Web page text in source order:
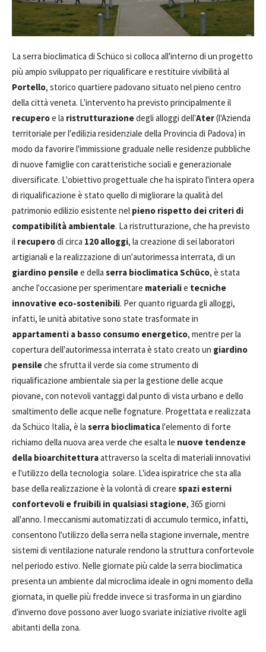
La serra bioclimatica di Schüco si colloca all'interno di un progetto
più ampio sviluppato per riqualificare e restituire vivibilità al
Portello, storico quartiere padovano situato nel pieno centro
della città veneta. L'intervento ha previsto principalmente il
recuperoe la ristrutturazionedegli alloggi dell'Ater(l'Azienda
territoriale per l'edilizia residenziale della Provincia di Padova) in
modo da favorire l'immissione graduale nelle residenze pubbliche
di nuove famiglie con caratteristiche sociali e generazionale
diversificate. L'obiettivo progettuale che ha ispirato l'intera opera
di riqualificazione è stato quello di migliorare la qualità del
patrimonio edilizio esistente nel pieno rispetto dei criteri di
compatibilità ambientale. La ristrutturazione, che ha previsto
il recuperodi circa 120 alloggi, la creazione di sei laboratori
artigianali e la realizzazione di un'autorimessa interrata, di un
giardino pensilee della serra bioclimatica Schüco, è stata
anche l'occasione per sperimentare materialie tecniche
innovative eco-sostenibili. Per quanto riguarda gli alloggi,
infatti, le unità abitative sono state trasformate in
appartamenti a basso consumo energetico, mentre per la
copertura dell'autorimessa interrata è stato creato un giardino
pensileche sfrutta il verde sia come strumento di
riqualificazione ambientale sia per la gestione delle acque
piovane, con notevoli vantaggi dal punto di vista urbano e dello
smaltimento delle acque nelle fognature. Progettata e realizzata
da Schüco Italia, è la serra bioclimatical'elemento di forte
richiamo della nuova area verde che esalta le nuove tendenze
della bioarchitetturaattraverso la scelta di materiali innovativi
e l'utilizzo della tecnologia solare. L'idea ispiratrice che sta alla
base della realizzazione è la volontà di creare spazi esterni
confortevoli e fruibili in qualsiasi stagione, 365 giorni
all'anno. I meccanismi automatizzati di accumulo termico, infatti,
consentono l'utilizzo della serra nella stagione invernale, mentre
sistemi di ventilazione naturale rendono la struttura confortevole
nel periodo estivo. Nelle giornate più calde la serra bioclimatica
presenta un ambiente dal microclima ideale in ogni momento della
giornata, in quelle più fredde invece si trasforma in un giardino
d'inverno dove possono aver luogo svariate iniziative rivolte agli
abitanti della zona.